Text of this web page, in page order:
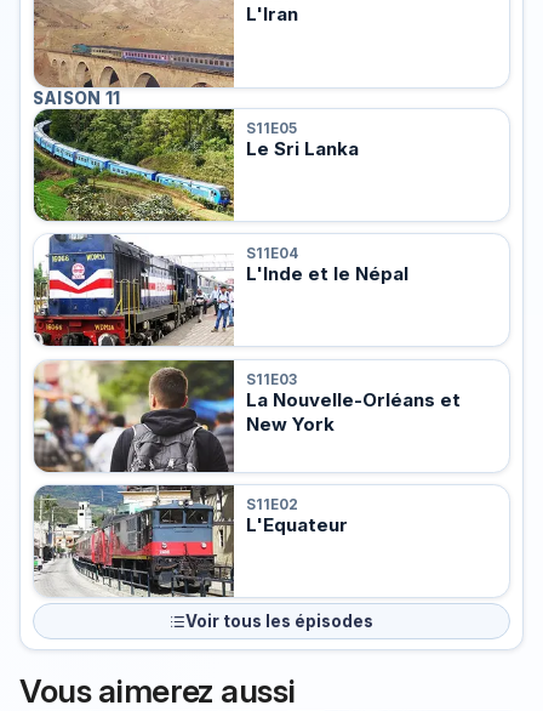
L'Iran
SAISON 11
S11E05
Le Sri Lanka
S11E04
L'Inde et le Népal
S11E03
La Nouvelle-Orléans et
New York
S11E02
L'Equateur
Voir tous les épisodes
Vous aimerez aussi